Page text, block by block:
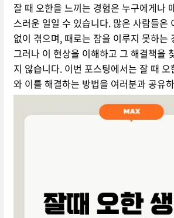
잘 때 오한을 느끼는 경험은 누구에게나
스러운 일일 수 있습니다. 많은 사람들은
없이 겪으며, 때로는 잠을 이루지 못하는
그러나 이 현상을 이해하고 그 해결책을
지 않습니다. 이번 포스팅에서는 잘 때
와 이를 해결하는 방법을 여러분과 공유